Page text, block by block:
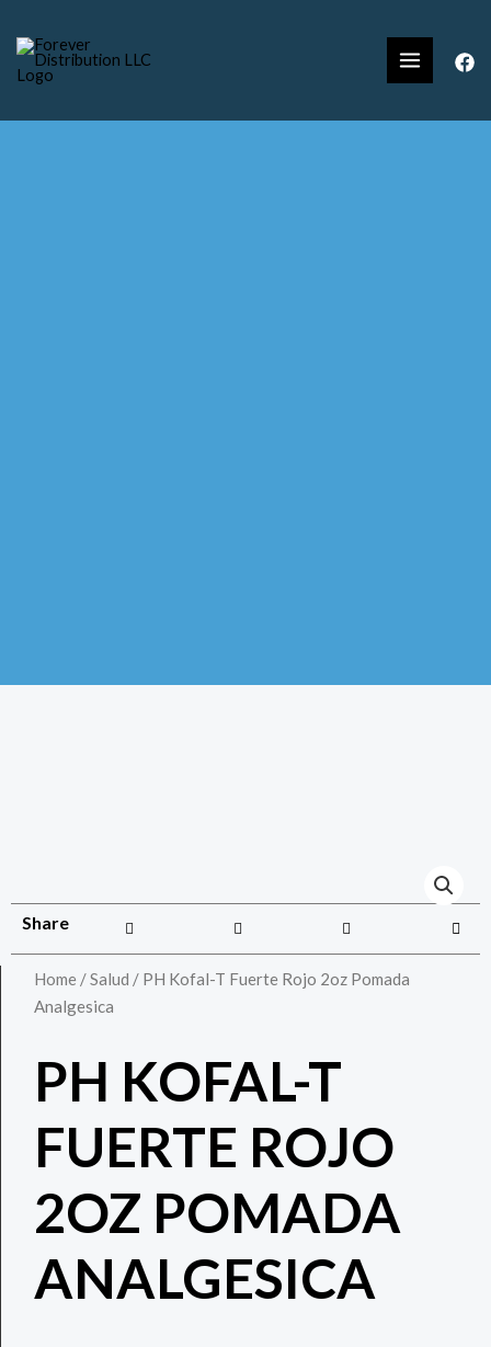
Share
Home /Salud / PH Kofal-T Fuerte Rojo 2oz Pomada
Analgesica
PH KOFAL-T
FUERTE ROJO
2OZ POMADA
ANALGESICA